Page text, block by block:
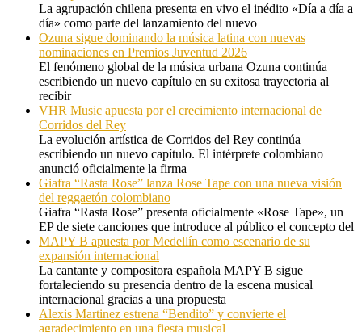
La agrupación chilena presenta en vivo el inédito «Día a día a
día» como parte del lanzamiento del nuevo
Ozuna sigue dominando la música latina con nuevas
nominaciones en Premios Juventud 2026
El fenómeno global de la música urbana Ozuna continúa
escribiendo un nuevo capítulo en su exitosa trayectoria al
recibir
VHR Music apuesta por el crecimiento internacional de
Corridos del Rey
La evolución artística de Corridos del Rey continúa
escribiendo un nuevo capítulo. El intérprete colombiano
anunció oficialmente la firma
Giafra “Rasta Rose” lanza Rose Tape con una nueva visión
del reggaetón colombiano
Giafra “Rasta Rose” presenta oficialmente «Rose Tape», un
EP de siete canciones que introduce al público el concepto del
MAPY B apuesta por Medellín como escenario de su
expansión internacional
La cantante y compositora española MAPY B sigue
fortaleciendo su presencia dentro de la escena musical
internacional gracias a una propuesta
Alexis Martinez estrena “Bendito” y convierte el
agradecimiento en una fiesta musical